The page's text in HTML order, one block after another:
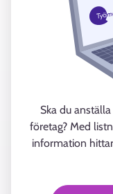
Ska du
företag? Med
information